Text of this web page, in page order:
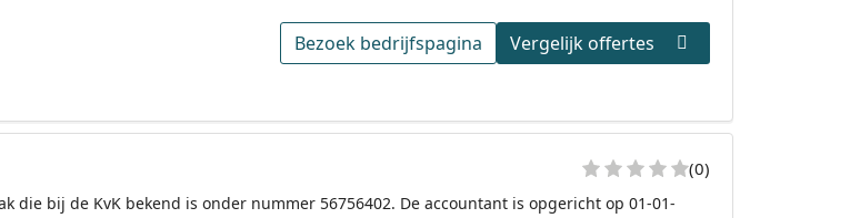
Bezoek bedrijfspagina Vergelijk offertes
(0)
die bij de KvK bekend is onder nummer 56756402. De accountant is opgericht op 01-01-